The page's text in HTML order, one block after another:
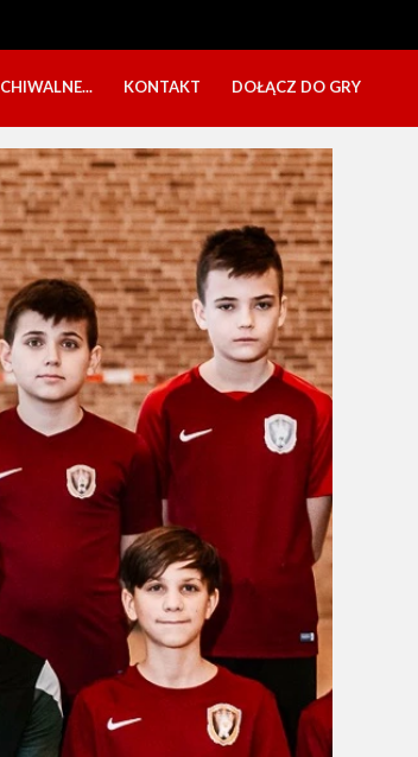
2025
2023
W MEDIACH
2006
CHARYTATYWNY
CZAS NA DZIEWCZYNY
OBÓZ W ZATONIU 2020
W KALISZU 2020
VIDEO
OFERTA LATO 2020
KONTAKT DOŁĄCZ DO GRY
NABÓR SENIORÓW